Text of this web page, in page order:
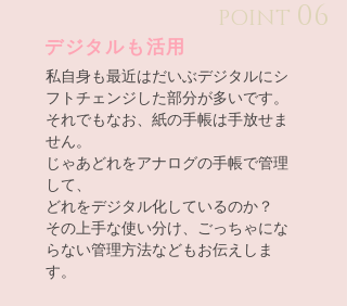
POINT 06
​デジタルも活用
私自身も最近はだいぶデジタルにシ
フトチェンジした部分が多いです。
それでもなお、紙の手帳は手放せま
せん。
じゃあどれをアナログの手帳で管理
して、
どれをデジタル化しているのか？
その上手な使い分け、ごっちゃにな
らない管理方法などもお伝えしま
す。